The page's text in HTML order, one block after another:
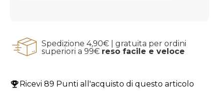
Spedizione 4,90€ | gratuita per ordini
superiori a 99€ reso facile e veloce
Ricevi 89 Punti all'acquisto di questo articolo